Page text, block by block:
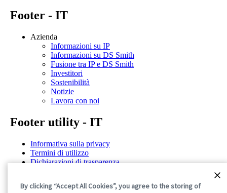
Footer - IT
Azienda
Informazioni su IP
Informazioni su DS Smith
Fusione tra IP e DS Smith
Investitori
Sostenibilità
Notizie
Lavora con noi
Footer utility - IT
Informativa sulla privacy
Termini di utilizzo
Dichiarazioni di trasparenza
By clicking “Accept All Cookies”, you agree to the storing of